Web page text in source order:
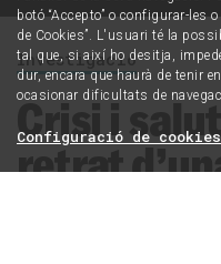
Investigació
Crisi i salut
retrat
botó “Accepto” o configurar-les
de Cookies”. L'usuari té la
tal que, si així ho desitja,
dur, encara que haurà de tenir
ocasionar dificultats de
Configuració de cookies